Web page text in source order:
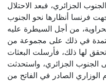
الجزائري، فبعد الاحتلال
فرنسا أنظارها نحو الجنوب
من أجل السيطرة عليه
في ذلك على مجموعة من
لها ذلك، فأرسلت البعثات
الجنوب الجزائري، واستحدثت
الوزاري الصادر في الفاتح من